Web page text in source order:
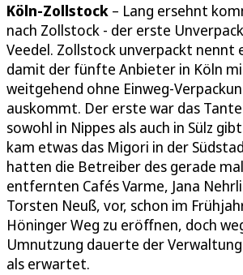
Köln-Zollstock – Lang ersehnt
nach Zollstock - der erste
Veedel. Zollstock unverpackt nennt
damit der fünfte Anbieter in Köln
weitgehend ohne Einweg-
auskommt. Der erste war das Tante
sowohl in Nippes als auch in Sülz
kam etwas das Migori in der
hatten die Betreiber des gerade
entfernten Cafés Varme, Jana
Torsten Neuß, vor, schon im
Höninger Weg zu eröffnen, doch
Umnutzung dauerte der
als erwartet.